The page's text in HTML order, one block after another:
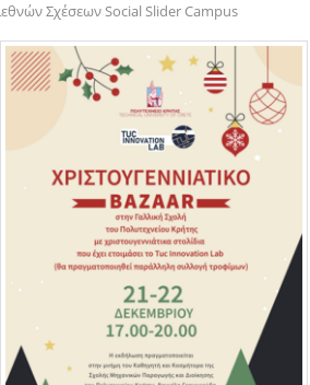
Σχέσεων Social Slider Campus